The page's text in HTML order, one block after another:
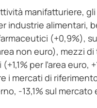
manifatturiere,
industrie alimentari,
(+0,9%),
non euro), mezzi di
per l’area euro,
i mercati di
-13,1% sul mercato